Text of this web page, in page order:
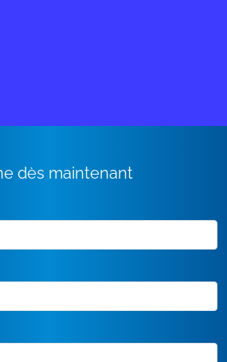
dès maintenant